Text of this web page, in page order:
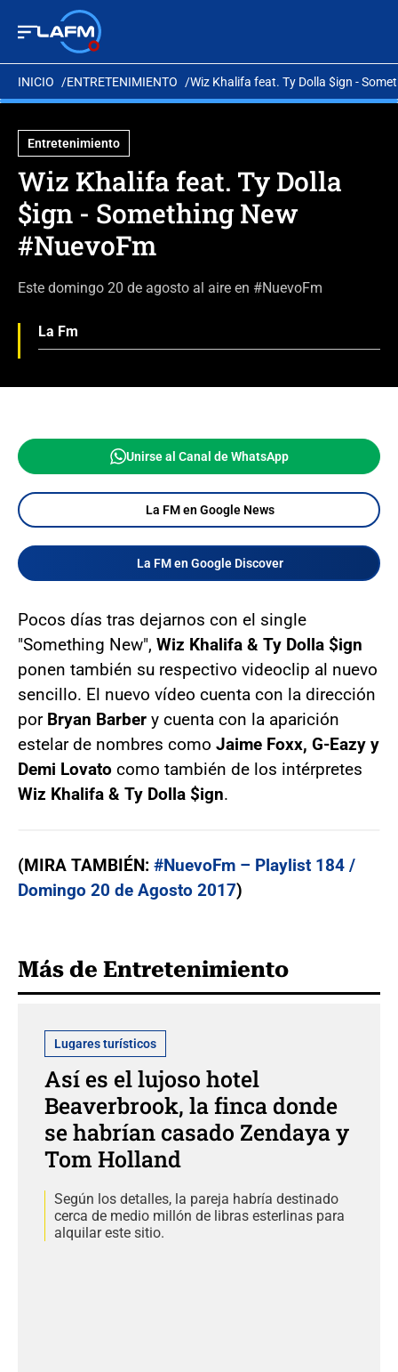
INICIO ENTRETENIMIENTO Wiz Khalifa feat. Ty Dolla $ign -
Entretenimiento
Wiz Khalifa feat. Ty Dolla
$ign - Something New
#NuevoFm
Este domingo 20 de agosto al aire en #NuevoFm
La Fm
Unirse al Canal de WhatsApp
La FM en Google News
La FM en Google Discover
Pocos días tras dejarnos con el single
"Something New", Wiz Khalifa & Ty Dolla $ign
ponen también su respectivo videoclip al nuevo
sencillo. El nuevo vídeo cuenta con la dirección
por Bryan Barber y cuenta con la aparición
estelar de nombres como Jaime Foxx, G-Eazy y
Demi Lovato como también de los intérpretes
Wiz Khalifa & Ty Dolla $ign.
(MIRA TAMBIÉN: #NuevoFm – Playlist 184 /
Domingo 20 de Agosto 2017)
Más de Entretenimiento
Lugares turísticos
Así es el lujoso hotel
Beaverbrook, la finca donde
se habrían casado Zendaya y
Tom Holland
Según los detalles, la pareja habría destinado
cerca de medio millón de libras esterlinas para
alquilar este sitio.